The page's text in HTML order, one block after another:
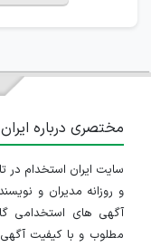
مختصری درباره
و روزانه مدیران و
آگهی های استخدامی
مطلوب و با کیفیت